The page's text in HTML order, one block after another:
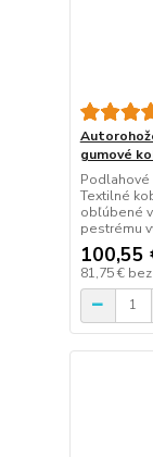
gumové
Podlahové
Textilné
obľúbené
pestrému
100,55
81,75 €